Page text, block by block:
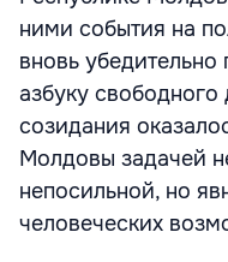
ними события на
вновь убедительно
азбуку
созидания
Молдовы задачей
непосильной, но
человеческих